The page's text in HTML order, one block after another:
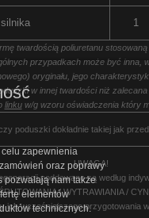
1
twardością poliuretanu
przypadkach może być inna,
oryginału, jego
w innej twardości niż
linkuw/g wzoru oświadczenia który
poduszki dokładnie takiej jak
UWAGA!
poddawane są według
/ WYTRAWIANIA /
ich wcześniejszego przygotowania
celu zapewnienia
oraz poprawy
pozwalają nam także
elementów
technicznych.